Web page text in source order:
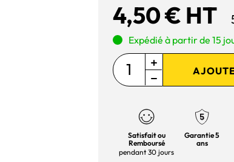
4,50 € HT
Expédié à partir de 15
Satisfait ou
Remboursé
pendant 30 jours
Garantie 5
ans